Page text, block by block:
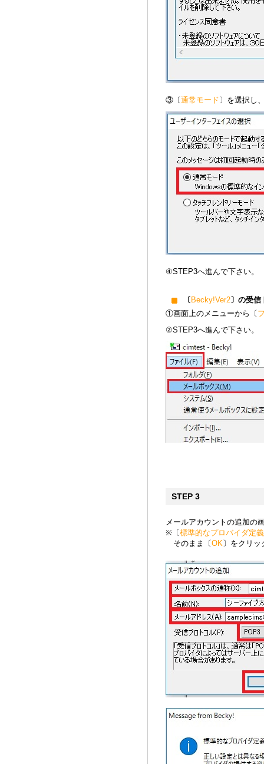
③〔通常モード 〕を選択し
④STEP3へ進んで下さい。
〔 Becky!Ver2〕の受信
①画面上のメニューから〔
②STEP3へ進んで下さい。
STEP 3
メールアカウントの追加の
※〔標準的なプロバイダ定
そのまま〔OK〕をクリッ